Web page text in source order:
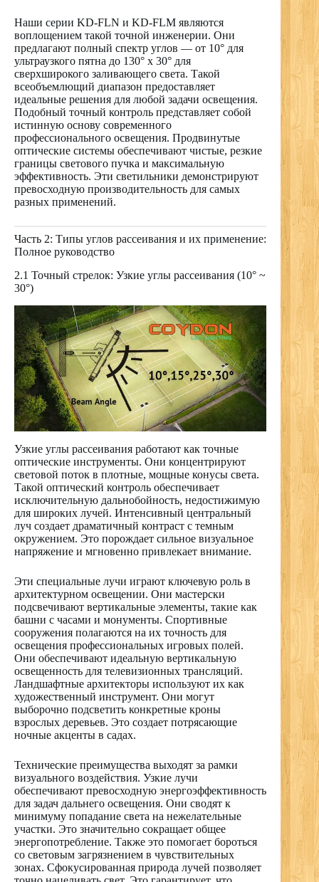
Наши серии KD-FLN и KD-FLM являются
воплощением такой точной инженерии. Они
предлагают полный спектр углов — от 10° для
ультраузкого пятна до 130° x 30° для
сверхширокого заливающего света. Такой
всеобъемлющий диапазон предоставляет
идеальные решения для любой задачи освещения.
Подобный точный контроль представляет собой
истинную основу современного
профессионального освещения. Продвинутые
оптические системы обеспечивают чистые, резкие
границы светового пучка и максимальную
эффективность. Эти светильники демонстрируют
превосходную производительность для самых
разных применений.
Часть 2: Типы углов рассеивания и их применение:
Полное руководство
2.1 Точный стрелок: Узкие углы рассеивания (10° ~
30°)
Узкие углы рассеивания работают как точные
оптические инструменты. Они концентрируют
световой поток в плотные, мощные конусы света.
Такой оптический контроль обеспечивает
исключительную дальнобойность, недостижимую
для широких лучей. Интенсивный центральный
луч создает драматичный контраст с темным
окружением. Это порождает сильное визуальное
напряжение и мгновенно привлекает внимание.
Эти специальные лучи играют ключевую роль в
архитектурном освещении. Они мастерски
подсвечивают вертикальные элементы, такие как
башни с часами и монументы. Спортивные
сооружения полагаются на их точность для
освещения профессиональных игровых полей.
Они обеспечивают идеальную вертикальную
освещенность для телевизионных трансляций.
Ландшафтные архитекторы используют их как
художественный инструмент. Они могут
выборочно подсветить конкретные кроны
взрослых деревьев. Это создает потрясающие
ночные акценты в садах.
Технические преимущества выходят за рамки
визуального воздействия. Узкие лучи
обеспечивают превосходную энергоэффективность
для задач дальнего освещения. Они сводят к
минимуму попадание света на нежелательные
участки. Это значительно сокращает общее
энергопотребление. Также это помогает бороться
со световым загрязнением в чувствительных
зонах. Сфокусированная природа лучей позволяет